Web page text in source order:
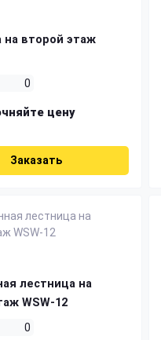
на второй этаж
0
цену
Заказать
лестница на
WSW-12
0